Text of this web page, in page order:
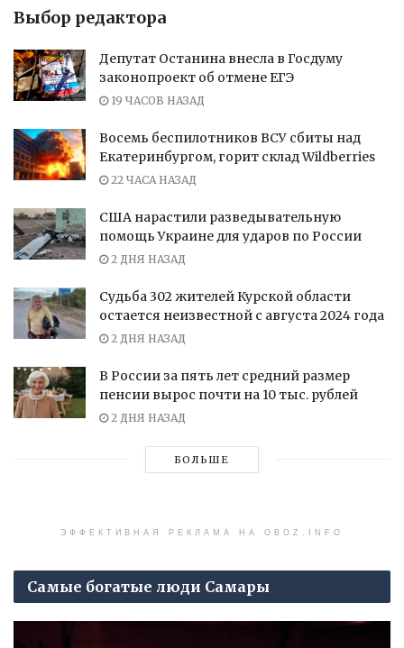
Выбор редактора
Депутат Останина внесла в Госдуму
законопроект об отмене ЕГЭ
19 ЧАСОВ НАЗАД
Восемь беспилотников ВСУ сбиты над
Екатеринбургом, горит склад Wildberries
22 ЧАСА НАЗАД
США нарастили разведывательную
помощь Украине для ударов по России
2 ДНЯ НАЗАД
Судьба 302 жителей Курской области
остается неизвестной с августа 2024 года
2 ДНЯ НАЗАД
В России за пять лет средний размер
пенсии вырос почти на 10 тыс. рублей
2 ДНЯ НАЗАД
БОЛЬШЕ
ЭФФЕКТИВНАЯ РЕКЛАМА НА OBOZ.INFO
Самые богатые люди Самары